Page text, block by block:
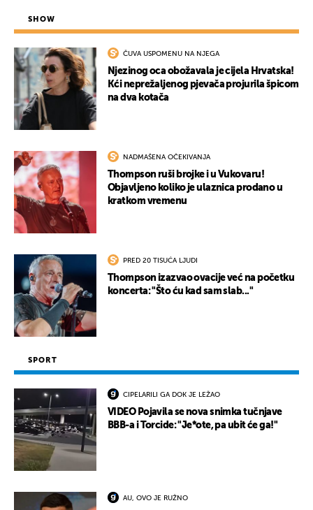
SHOW
ČUVA USPOMENU NA NJEGA
Njezinog oca obožavala je cijela Hrvatska!
Kći neprežaljenog pjevača projurila špicom
na dva kotača
NADMAŠENA OČEKIVANJA
Thompson ruši brojke i u Vukovaru!
Objavljeno koliko je ulaznica prodano u
kratkom vremenu
PRED 20 TISUĆA LJUDI
Thompson izazvao ovacije već na početku
koncerta: "Što ću kad sam slab..."
SPORT
CIPELARILI GA DOK JE LEŽAO
VIDEO Pojavila se nova snimka tučnjave
BBB-a i Torcide: "Je*ote, pa ubit će ga!"
AU, OVO JE RUŽNO